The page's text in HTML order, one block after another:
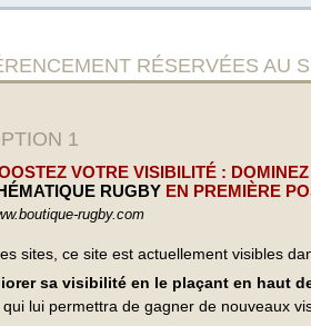
RÉSERVÉES AU
1
VOTRE VISIBILITÉ :
RUGBY EN PREMIÈRE
rugby.com
sites, ce site est actuellement visibles
sa visibilité en le plaçant en haut
lui permettra de gagner de nouveaux